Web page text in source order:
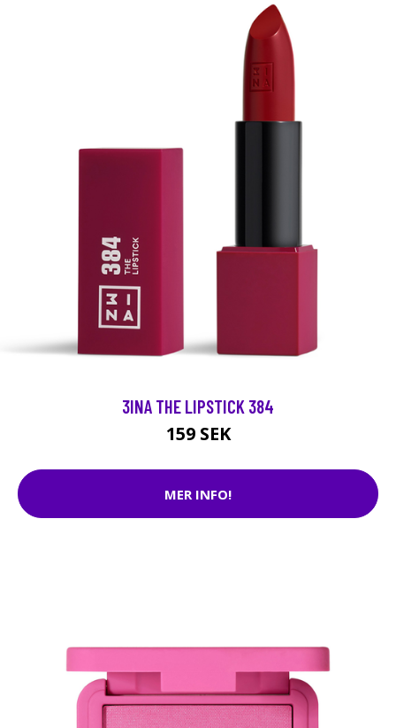
3INA THE LIPSTICK 384
159 SEK
MER INFO!